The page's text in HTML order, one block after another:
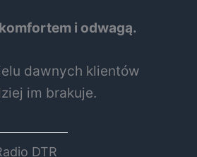
i odwagą.
dawnych klientów
im brakuje.
DTR